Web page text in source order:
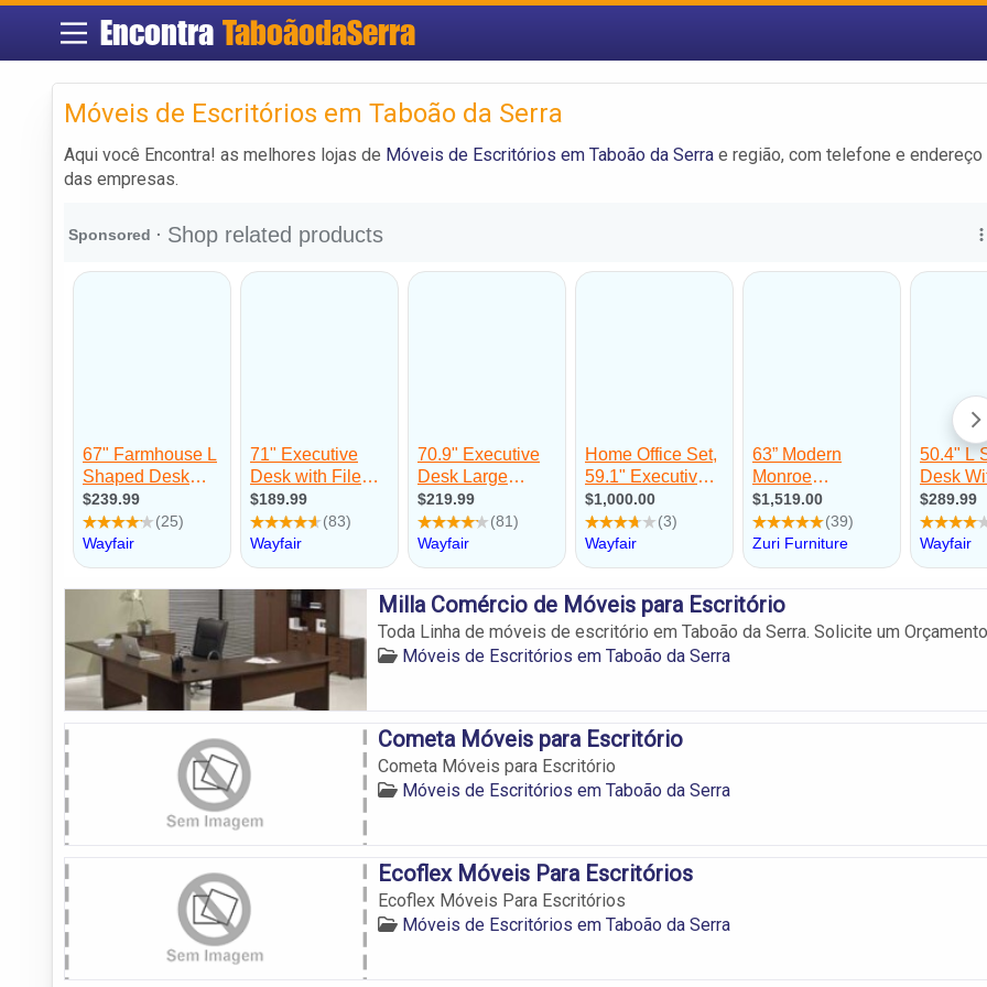
Encontra TaboãodaSerra
Móveis de Escritórios em Taboão da Serra
Aqui você Encontra! as melhores lojas de Móveis de Escritórios em Taboão da Serra e região, com telefone e endereço
das empresas.
Milla Comércio de Móveis para Escritório
Toda Linha de móveis de escritório em Taboão da Serra. Solicite um
Móveis de Escritórios em Taboão da Serra
Cometa Móveis para Escritório
Cometa Móveis para Escritório
Móveis de Escritórios em Taboão da Serra
Ecoflex Móveis Para Escritórios
Ecoflex Móveis Para Escritórios
Móveis de Escritórios em Taboão da Serra